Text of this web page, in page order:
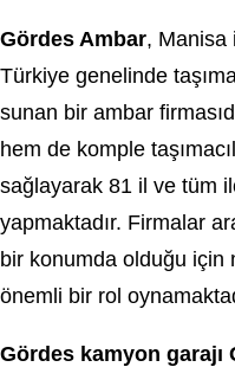
Gördes Ambar, Manisa
Türkiye genelinde
sunan bir ambar
hem de komple
sağlayarak 81 il ve tüm
yapmaktadır. Firmalar
bir konumda olduğu için
önemli bir rol
Gördes kamyon garajı